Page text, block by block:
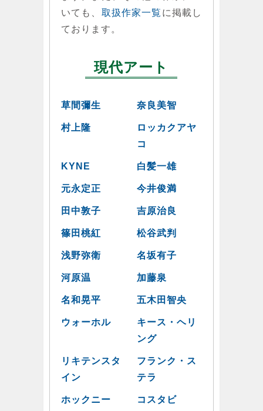
いても、 取扱作家一覧 に掲載し
ております。
現代アート
草間彌生 奈良美智
村上隆
ロッカクアヤ
コ
KYNE 白髪一雄
元永定正 今井俊満
田中敦子 吉原治良
篠田桃紅 松谷武判
浅野弥衛 名坂有子
河原温 加藤泉
名和晃平 五木田智央
ウォーホル
キース・ヘリ
ング
リキテンスタ
イン
フランク・ス
テラ
ホックニー コスタビ